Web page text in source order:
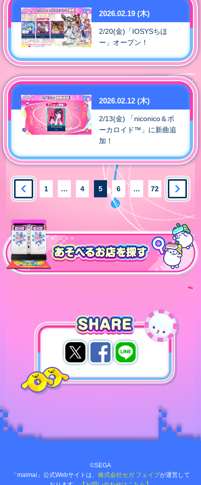
1 … 4 5 6 … 72
2026.02.19 (木)
2/20(金)「IOSYSちほ
ー」オープン！
2026.02.12 (木)
2/13(金) 「niconico＆ボ
ーカロイド™」に新曲追
加！
あそべるお店を探す
©SEGA
「maimai」公式Webサイトは、 株式会社セガ フェイブが運営して